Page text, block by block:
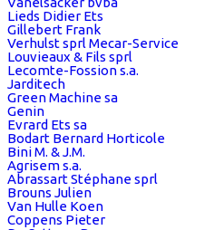
Lieds Didier Ets
Gillebert Frank
Verhulst sprl Mecar-Service
Louvieaux & Fils sprl
Lecomte-Fossion s.a.
Jarditech
Green Machine sa
Genin
Evrard Ets sa
Bodart Bernard Horticole
Bini M. & J.M.
Agrisem s.a.
Abrassart Stéphane sprl
Brouns Julien
Van Hulle Koen
Coppens Pieter